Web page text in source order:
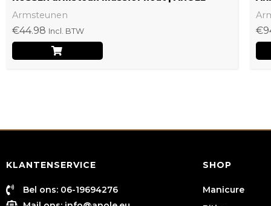
Armsteunen
€44.98 Incl. BTW €
KLANTENSERVICE
Bel ons: 06-19694276
SHOP
Manicure